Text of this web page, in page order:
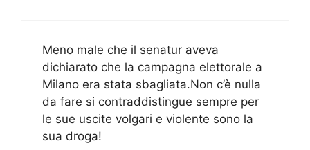
Meno male che il senatur aveva
dichiarato che la campagna elettorale a
Milano era stata sbagliata.Non c’è nulla
da fare si contraddistingue sempre per
le sue uscite volgari e violente sono la
sua droga!